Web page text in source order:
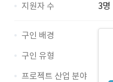
지원자 수
3명
구인 배경
구인 유형
프로젝트 산업 분야